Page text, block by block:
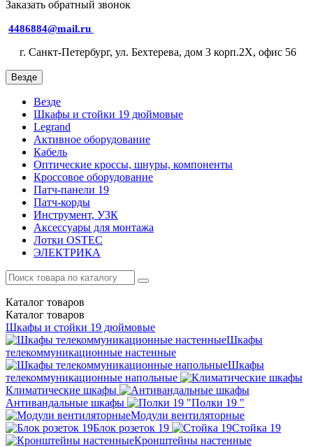
Заказать обратный звонок
4486884@mail.ru
г. Санкт-Петербург, ул. Бехтерева, дом 3 корп.2X, офис 56
Везде
Везде
Шкафы и стойки 19 дюймовые
Legrand
Активное оборудование
Кабель
Оптические кроссы, шнуры, компоненты
Кроссовое оборудование
Патч-панели 19
Патч-корды
Инструмент, УЗК
Аксессуары для монтажа
Лотки OSTEC
ЭЛЕКТРИКА
Каталог товаров
Каталог товаров
Шкафы и стойки 19 дюймовые
Шкафы
телекоммуникационные настенные
Шкафы
телекоммуникационные напольные
Климатические шкафы
Антивандальные шкафы
Полки 19 "
Модули вентиляторные
Блок розеток 19
Стойка 19
Кронштейны настенные